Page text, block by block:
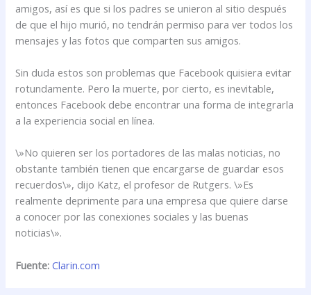
amigos, así es que si los padres se unieron al sitio después
de que el hijo murió, no tendrán permiso para ver todos los
mensajes y las fotos que comparten sus amigos.
Sin duda estos son problemas que Facebook quisiera evitar
rotundamente. Pero la muerte, por cierto, es inevitable,
entonces Facebook debe encontrar una forma de integrarla
a la experiencia social en línea.
\»No quieren ser los portadores de las malas noticias, no
obstante también tienen que encargarse de guardar esos
recuerdos\», dijo Katz, el profesor de Rutgers. \»Es
realmente deprimente para una empresa que quiere darse
a conocer por las conexiones sociales y las buenas
noticias\».
Fuente: Clarin.com